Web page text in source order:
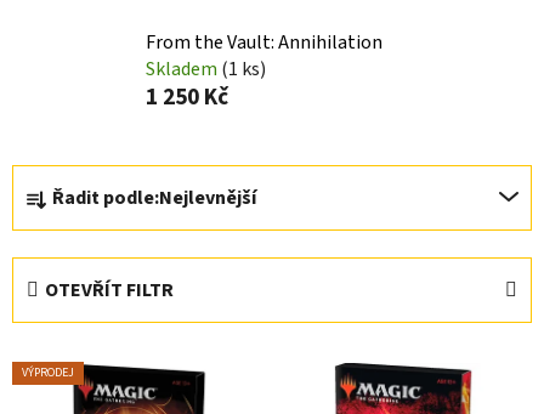
From the Vault: Annihilation
Skladem (1 ks)
1 250 Kč
Ř
a
z
p
Řadit podle:Nejlevnější
OTEVŘÍT FILTR
V
ý
VÝPRODEJ